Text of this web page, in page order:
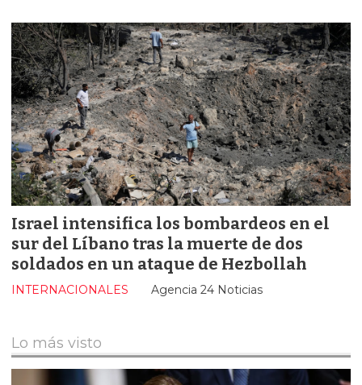
Israel intensifica los bombardeos en el
sur del Líbano tras la muerte de dos
soldados en un ataque de Hezbollah
Agencia 24 Noticias
INTERNACIONALES
Lo más visto